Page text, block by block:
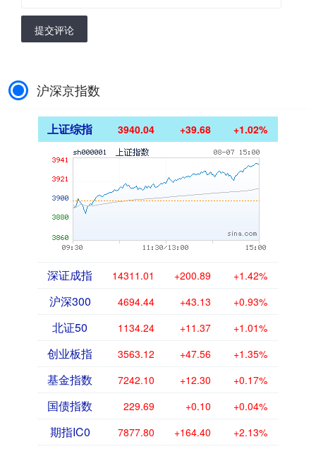
提交评论
沪深京指数
上证综指 3940.04 +39.68 +1.02%
深证成指 14311.01 +200.89 +1.42%
沪深300 4694.44 +43.13 +0.93%
北证50 1134.24 +11.37 +1.01%
创业板指 3563.12 +47.56 +1.35%
基金指数 7242.10 +12.30 +0.17%
国债指数 229.69 +0.10 +0.04%
期指IC0 7877.80 +164.40 +2.13%